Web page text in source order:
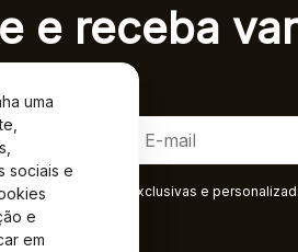
uma
sociais e
e
em
e receba
informações exclusivas e